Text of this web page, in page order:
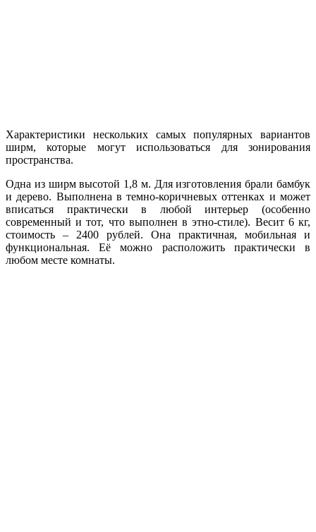
Характеристики нескольких самых популярных вариантов
ширм, которые могут использоваться для зонирования
пространства.
Одна из ширм высотой 1,8 м. Для изготовления брали бамбук
и дерево. Выполнена в темно-коричневых оттенках и может
вписаться практически в любой интерьер (особенно
современный и тот, что выполнен в этно-стиле). Весит 6 кг,
стоимость – 2400 рублей. Она практичная, мобильная и
функциональная. Её можно расположить практически в
любом месте комнаты.